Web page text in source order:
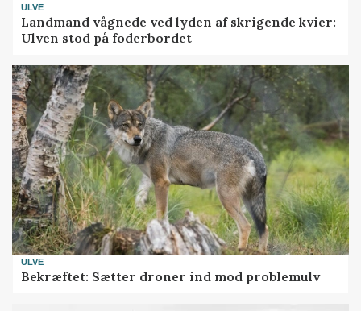
ULVE
Landmand vågnede ved lyden af skrigende kvier:
Ulven stod på foderbordet
ULVE
Bekræftet: Sætter droner ind mod problemulv